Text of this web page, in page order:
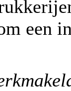
een